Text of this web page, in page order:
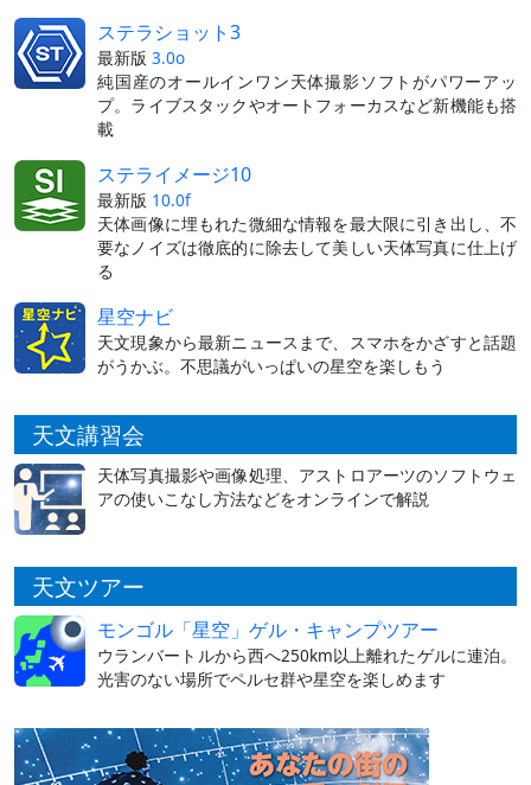
ステラショット3
最新版 3.0o
純国産のオールインワン天体撮影ソフトがパワーアッ
プ。ライブスタックやオートフォーカスなど新機能も搭
載
ステライメージ10
最新版 10.0f
天体画像に埋もれた微細な情報を最大限に引き出し、不
要なノイズは徹底的に除去して美しい天体写真に仕上げ
る
星空ナビ
天文現象から最新ニュースまで、スマホをかざすと話題
がうかぶ。不思議がいっぱいの星空を楽しもう
天文講習会
天体写真撮影や画像処理、アストロアーツのソフトウェ
アの使いこなし方法などをオンラインで解説
天文ツアー
モンゴル「星空」ゲル・キャンプツアー
ウランバートルから西へ250km以上離れたゲルに連泊。
光害のない場所でペルセ群や星空を楽しめます